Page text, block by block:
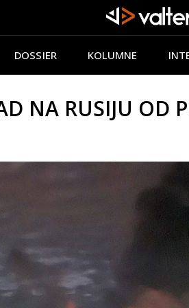
DOSSIER KOLUMNE
NA RUSIJU